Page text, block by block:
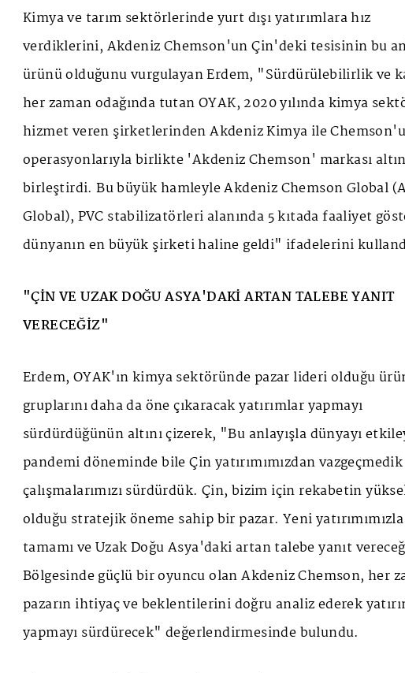
Kimya ve tarım sektörlerinde yurt dışı yatırımlara hız
verdiklerini, Akdeniz Chemson'un Çin'deki tesisinin bu
ürünü olduğunu vurgulayan Erdem, "Sürdürülebilirlik ve
her zaman odağında tutan OYAK, 2020 yılında kimya
hizmet veren şirketlerinden Akdeniz Kimya ile
operasyonlarıyla birlikte 'Akdeniz Chemson' markası
birleştirdi. Bu büyük hamleyle Akdeniz Chemson Global
Global), PVC stabilizatörleri alanında 5 kıtada faaliyet
dünyanın en büyük şirketi haline geldi" ifadelerini
"ÇİN VE UZAK DOĞU ASYA'DAKİ ARTAN TALEBE YANIT
VERECEĞİZ"
Erdem, OYAK'ın kimya sektöründe pazar lideri olduğu
gruplarını daha da öne çıkaracak yatırımlar yapmayı
sürdürdüğünün altını çizerek, "Bu anlayışla dünyayı
pandemi döneminde bile Çin yatırımımızdan
çalışmalarımızı sürdürdük. Çin, bizim için rekabetin
olduğu stratejik öneme sahip bir pazar. Yeni
tamamı ve Uzak Doğu Asya'daki artan talebe yanıt
Bölgesinde güçlü bir oyuncu olan Akdeniz Chemson, her
pazarın ihtiyaç ve beklentilerini doğru analiz ederek
yapmayı sürdürecek" değerlendirmesinde bulundu.